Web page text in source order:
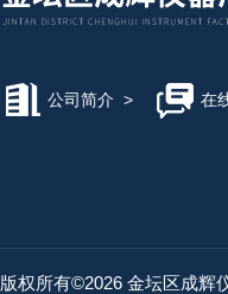
公司简介 > 在
版权所有©2026 金坛区成辉